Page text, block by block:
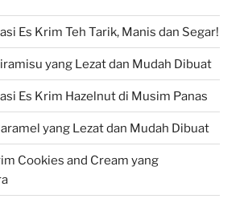
Es Krim Teh Tarik, Manis dan Segar!
yang Lezat dan Mudah Dibuat
Es Krim Hazelnut di Musim Panas
yang Lezat dan Mudah Dibuat
Cookies and Cream yang